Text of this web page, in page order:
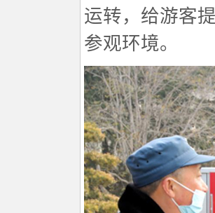
运转，给游客
参观环境。